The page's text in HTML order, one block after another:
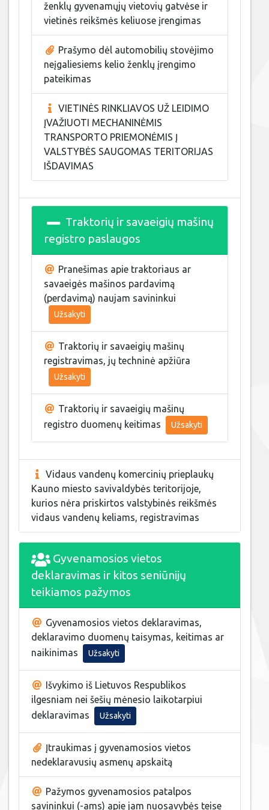
ženklų gyvenamųjų vietovių gatvėse ir
vietinės reikšmės keliuose įrengimas
Prašymo dėl automobilių stovėjimo
neįgaliesiems kelio ženklų įrengimo
pateikimas
VIETINĖS RINKLIAVOS UŽ LEIDIMO
ĮVAŽIUOTI MECHANINĖMIS
TRANSPORTO PRIEMONĖMIS Į
VALSTYBĖS SAUGOMAS TERITORIJAS
IŠDAVIMAS
Traktorių ir savaeigių mašinų
registro paslaugos
Pranešimas apie traktoriaus ar
savaeigės mašinos pardavimą
(perdavimą) naujam savininkui
Užsakyti
Traktorių ir savaeigių mašinų
registravimas, jų techninė apžiūra
Užsakyti
Traktorių ir savaeigių mašinų
registro duomenų keitimas
Užsakyti
Vidaus vandenų komercinių prieplaukų
Kauno miesto savivaldybės teritorijoje,
kurios nėra priskirtos valstybinės reikšmės
vidaus vandenų keliams, registravimas
Gyvenamosios vietos
deklaravimas ir kitos seniūnijų
teikiamos pažymos
Gyvenamosios vietos deklaravimas,
deklaravimo duomenų taisymas, keitimas ar
naikinimas
Užsakyti
Išvykimo iš Lietuvos Respublikos
ilgesniam nei šešių mėnesio laikotarpiui
deklaravimas
Užsakyti
Įtraukimas į gyvenamosios vietos
nedeklaravusių asmenų apskaitą
Pažymos gyvenamosios patalpos
savininkui (-ams) apie jam nuosavybės teise